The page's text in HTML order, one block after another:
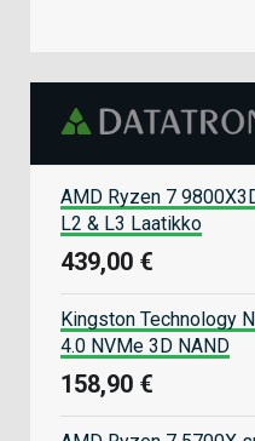
AMD Ryzen 7
L2 & L3 Laatikko
439,00 €
Kingston Technology
4.0 NVMe 3D NAND
158,90 €